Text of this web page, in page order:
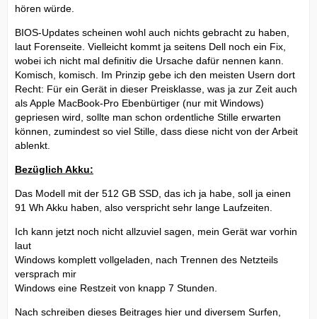
hören würde.
BIOS-Updates scheinen wohl auch nichts gebracht zu haben,
laut Forenseite. Vielleicht kommt ja seitens Dell noch ein Fix,
wobei ich nicht mal definitiv die Ursache dafür nennen kann.
Komisch, komisch. Im Prinzip gebe ich den meisten Usern dort
Recht: Für ein Gerät in dieser Preisklasse, was ja zur Zeit auch
als Apple MacBook-Pro Ebenbürtiger (nur mit Windows)
gepriesen wird, sollte man schon ordentliche Stille erwarten
können, zumindest so viel Stille, dass diese nicht von der Arbeit
ablenkt.
Bezüglich Akku:
Das Modell mit der 512 GB SSD, das ich ja habe, soll ja einen
91 Wh Akku haben, also verspricht sehr lange Laufzeiten.
Ich kann jetzt noch nicht allzuviel sagen, mein Gerät war vorhin
laut
Windows komplett vollgeladen, nach Trennen des Netzteils
versprach mir
Windows eine Restzeit von knapp 7 Stunden.
Nach schreiben dieses Beitrages hier und diversem Surfen,